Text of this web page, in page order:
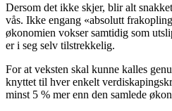
Dersom det ikke skjer, blir alt
vås. Ikke engang «absolutt
økonomien vokser samtidig som
er i seg selv tilstrekkelig.
For at veksten skal kunne kalles
knyttet til hver enkelt
minst 5 % mer enn den samlede